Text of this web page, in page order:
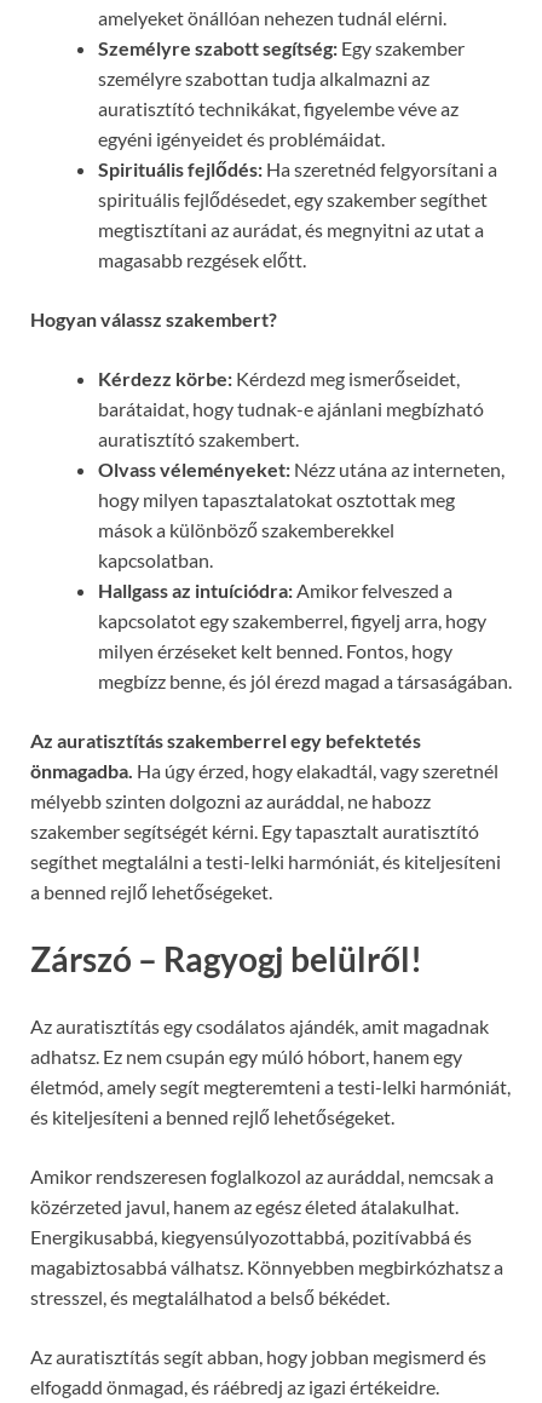
amelyeket önállóan nehezen tudnál elérni.
Személyre szabott segítség: Egy szakember
személyre szabottan tudja alkalmazni az
auratisztító technikákat, figyelembe véve az
egyéni igényeidet és problémáidat.
Spirituális fejlődés: Ha szeretnéd felgyorsítani a
spirituális fejlődésedet, egy szakember segíthet
megtisztítani az aurádat, és megnyitni az utat a
magasabb rezgések előtt.
Hogyan válassz szakembert?
Kérdezz körbe: Kérdezd meg ismerőseidet,
barátaidat, hogy tudnak-e ajánlani megbízható
auratisztító szakembert.
Olvass véleményeket: Nézz utána az interneten,
hogy milyen tapasztalatokat osztottak meg
mások a különböző szakemberekkel
kapcsolatban.
Hallgass az intuíciódra: Amikor felveszed a
kapcsolatot egy szakemberrel, figyelj arra, hogy
milyen érzéseket kelt benned. Fontos, hogy
megbízz benne, és jól érezd magad a társaságában.
Az auratisztítás szakemberrel egy befektetés
önmagadba. Ha úgy érzed, hogy elakadtál, vagy szeretnél
mélyebb szinten dolgozni az auráddal, ne habozz
szakember segítségét kérni. Egy tapasztalt auratisztító
segíthet megtalálni a testi-lelki harmóniát, és kiteljesíteni
a benned rejlő lehetőségeket.
Zárszó – Ragyogj belülről!
Az auratisztítás egy csodálatos ajándék, amit magadnak
adhatsz. Ez nem csupán egy múló hóbort, hanem egy
életmód, amely segít megteremteni a testi-lelki harmóniát,
és kiteljesíteni a benned rejlő lehetőségeket.
Amikor rendszeresen foglalkozol az auráddal, nemcsak a
közérzeted javul, hanem az egész életed átalakulhat.
Energikusabbá, kiegyensúlyozottabbá, pozitívabbá és
magabiztosabbá válhatsz. Könnyebben megbirkózhatsz a
stresszel, és megtalálhatod a belső békédet.
Az auratisztítás segít abban, hogy jobban megismerd és
elfogadd önmagad, és ráébredj az igazi értékeidre.